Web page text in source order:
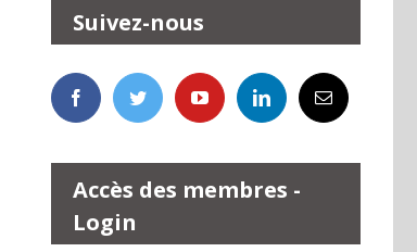
Suivez-nous
Accès des membres -
Login